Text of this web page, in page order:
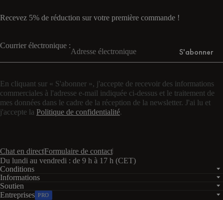
Recevez 5% de réduction sur votre première commande !
Courrier électronique :
S'abonner
En cliquant sur « S'abonner », j'accepte de recevoir des informations
commerciales à l'adresse e-mail indiquée ci-dessus et le traitement de
mes données dans le cadre de la réception de la newsletter. J'ai lu et
j'accepte la Politique de confidentialité.
Chat en directFormulaire de contact
Du lundi au vendredi : de 9 h à 17 h (CET)
Conditions
Informations
Soutien
Entreprises PRO